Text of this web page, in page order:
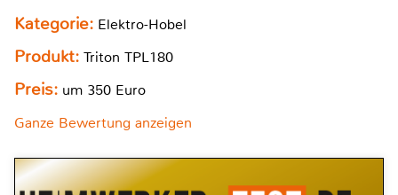
Kategorie: Elektro-Hobel
Produkt: Triton TPL180
Preis: um 350 Euro
Ganze Bewertung anzeigen